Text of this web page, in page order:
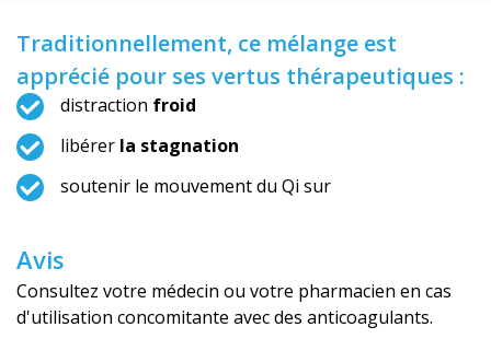
Traditionnellement, ce mélange est
apprécié pour ses vertus thérapeutiques :
distraction froid
libérer la stagnation
soutenir le mouvement du Qi sur
Avis
Consultez votre médecin ou votre pharmacien en cas
d'utilisation concomitante avec des anticoagulants.